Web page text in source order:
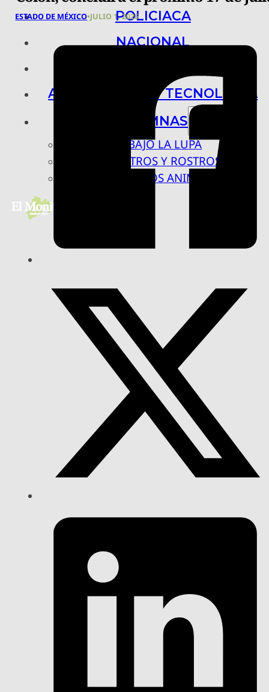
POLICIACA
NACIONAL
ARTE, CIENCIA Y TECNOLOGÍA
COLUMNAS
BAJO LA LUPA
RASTROS Y ROSTROS
VÍNCULOS ANIMALES
ESTADO DE MÉXICO•JULIO 1, 2026